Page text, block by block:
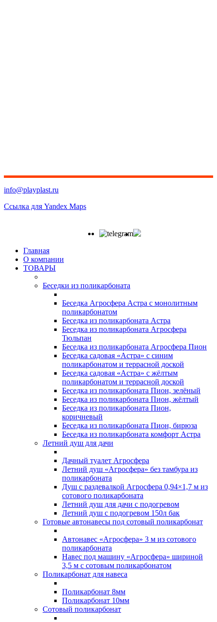
info@playplast.ru
Ссылка для Yandex Maps
Главная
О компании
ТОВАРЫ
Беседки из поликарбоната
Беседка Агросфера Астра с монолитным
поликарбонатом
Беседка из поликарбоната Астра
Беседка из поликарбоната Агросфера
Тюльпан
Беседка из поликарбоната Агросфера Пион
Беседка садовая «Астра» с синим
поликарбонатом и террасной доской
Беседка садовая «Астра» с жёлтым
поликарбонатом и террасной доской
Беседка из поликарбоната Пион, зелёный
Беседка из поликарбоната Пион, жёлтый
Беседка из поликарбоната Пион,
коричневый
Беседка из поликарбоната Пион, бирюза
Беседка из поликарбоната комфорт Астра
Летний душ для дачи
Дачный туалет Агросфера
Летний душ «Агросфера» без тамбура из
поликарбоната
Душ с раздевалкой Агросфера 0,94×1,7 м из
сотового поликарбоната
Летний душ для дачи с подогревом
Летний душ с подогревом 150л бак
Готовые автонавесы под сотовый поликарбонат
Автонавес «Агросфера» 3 м из сотового
поликарбоната
Навес под машину «Агросфера» шириной
3,5 м с сотовым поликарбонатом
Поликарбонат для навеса
Поликарбонат 8мм
Поликарбонат 10мм
Сотовый поликарбонат